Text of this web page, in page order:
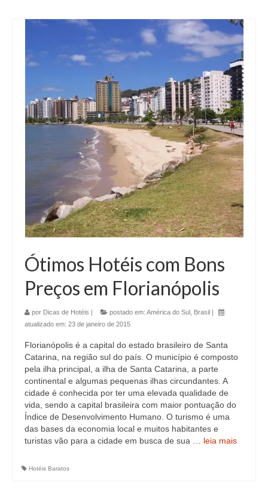
Ótimos Hotéis com Bons
Preços em Florianópolis
por Dicas de Hotéis | postado em: América do Sul Brasil |
atualizado em: 23 de janeiro de 2015
Florianópolis é a capital do estado brasileiro de Santa
Catarina, na região sul do país. O município é composto
pela ilha principal, a ilha de Santa Catarina, a parte
continental e algumas pequenas ilhas circundantes. A
cidade é conhecida por ter uma elevada qualidade de
vida, sendo a capital brasileira com maior pontuação do
Índice de Desenvolvimento Humano. O turismo é uma
das bases da economia local e muitos habitantes e
turistas vão para a cidade em busca de sua … leia mais
Hotéis Baratos